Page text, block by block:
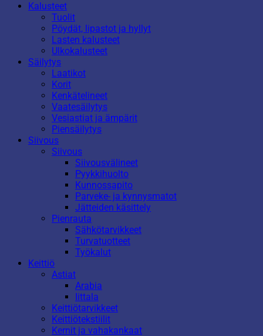
Kalusteet
Tuolit
Pöydät, lipastot ja hyllyt
Lasten kalusteet
Ulkokalusteet
Säilytys
Laatikot
Korit
Kenkätelineet
Vaatesäilytys
Vesiastiat ja ämpärit
Piensäilytys
Siivous
Siivous
Siivousvälineet
Pyykkihuolto
Kunnossapito
Parveke- ja kynnysmatot
Jätteiden käsittely
Pienrauta
Sähkötarvikkeet
Turvatuotteet
Työkalut
Keittiö
Astiat
Arabia
Iittala
Keittiötarvikkeet
Keittiötekstiilit
Kernit ja vahakankaat